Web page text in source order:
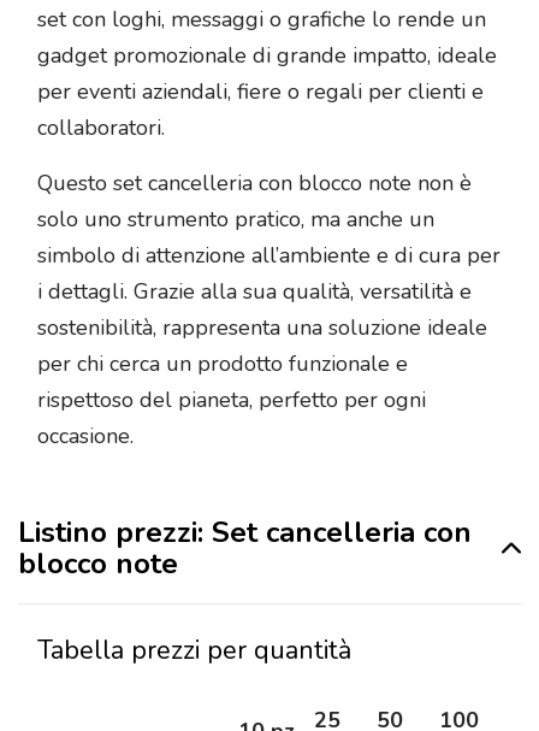
set con loghi, messaggi o grafiche lo rende un
gadget promozionale di grande impatto, ideale
per eventi aziendali, fiere o regali per clienti e
collaboratori.
Questo set cancelleria con blocco note non è
solo uno strumento pratico, ma anche un
simbolo di attenzione all’ambiente e di cura per
i dettagli. Grazie alla sua qualità, versatilità e
sostenibilità, rappresenta una soluzione ideale
per chi cerca un prodotto funzionale e
rispettoso del pianeta, perfetto per ogni
occasione.
Listino prezzi: Set cancelleria con
blocco note
Tabella prezzi per quantità
25 50 100